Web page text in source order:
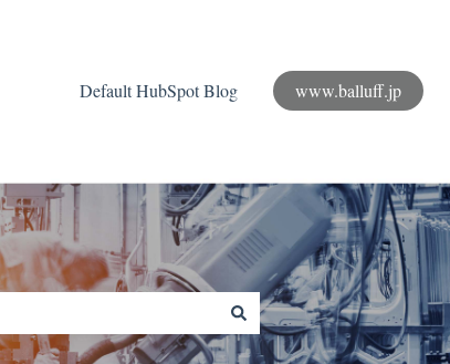
Default HubSpot Blog www.balluff.jp